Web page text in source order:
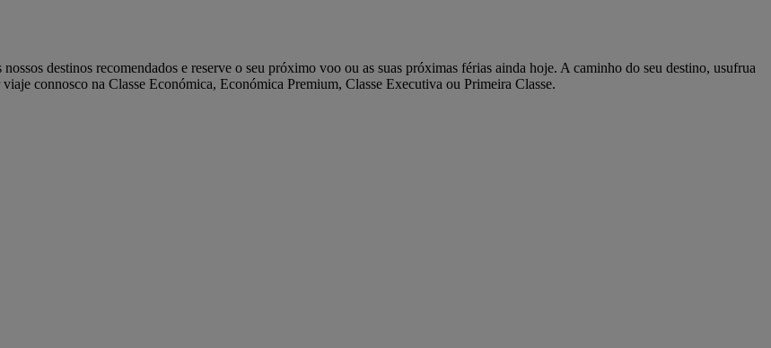
destinos recomendados e reserve o seu próximo voo ou as suas próximas férias ainda hoje. A caminho do seu destino, usufrua
connosco na Classe Económica, Económica Premium, Classe Executiva ou Primeira Classe.